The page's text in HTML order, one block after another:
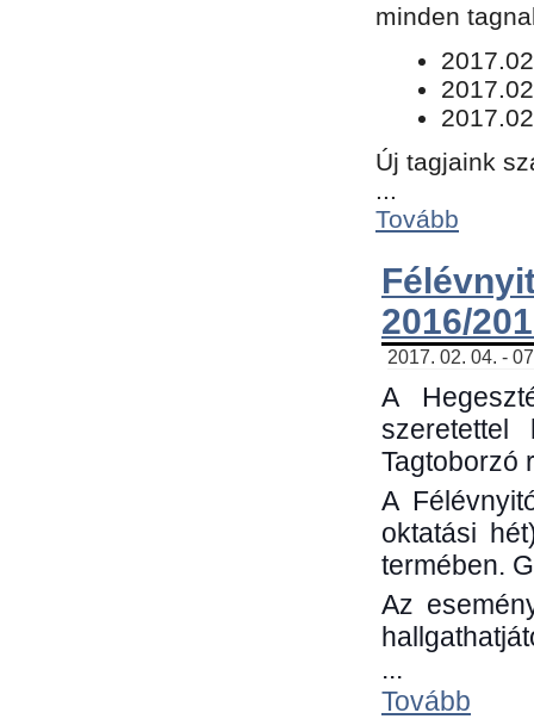
minden
Új tagjaink
...
Tovább
2016/
2017. 02. 04. -
A
Tagtoborzó
A
oktatási
termében.
Az
...
Tovább